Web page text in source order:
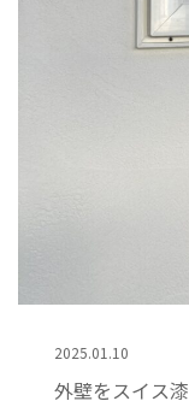
2025.01.10
外壁をスイス